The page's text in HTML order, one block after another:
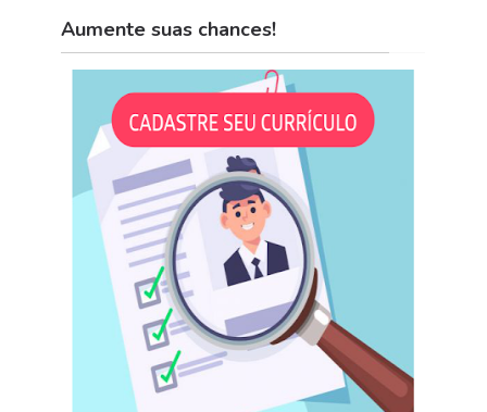
Aumente suas chances!